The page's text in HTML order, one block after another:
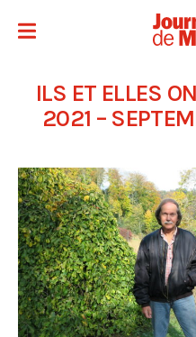
ILS ET ELLES
2021 –